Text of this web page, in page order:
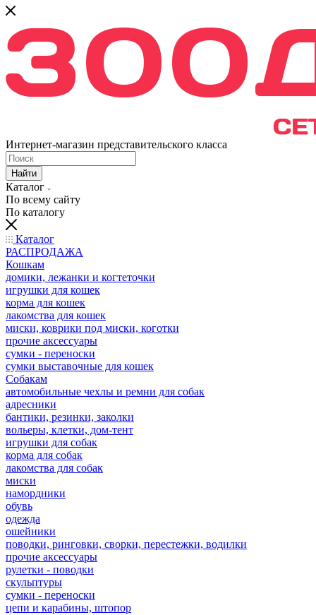
Интернет-магазин представительского класса
Найти
Каталог
По всему сайту
По каталогу
Каталог
РАСПРОДАЖА
Кошкам
домики, лежанки и когтеточки
игрушки для кошек
корма для кошек
лакомства для кошек
миски, коврики под миски, коготки
прочие аксессуары
сумки - переноски
сумки выставочные для кошек
Собакам
автомобильные чехлы и ремни для собак
адресники
бантики, резинки, заколки
вольеры, клетки, дом-тент
игрушки для собак
корма для собак
лакомства для собак
миски
намордники
обувь
одежда
ошейники
поводки, ринговки, сворки, перестежки, водилки
прочие аксессуары
рулетки - поводки
скульптуры
сумки - переноски
цепи и карабины, штопор